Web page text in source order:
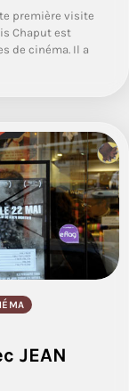
première visite
Chaput est
de cinéma. Il a
JEAN